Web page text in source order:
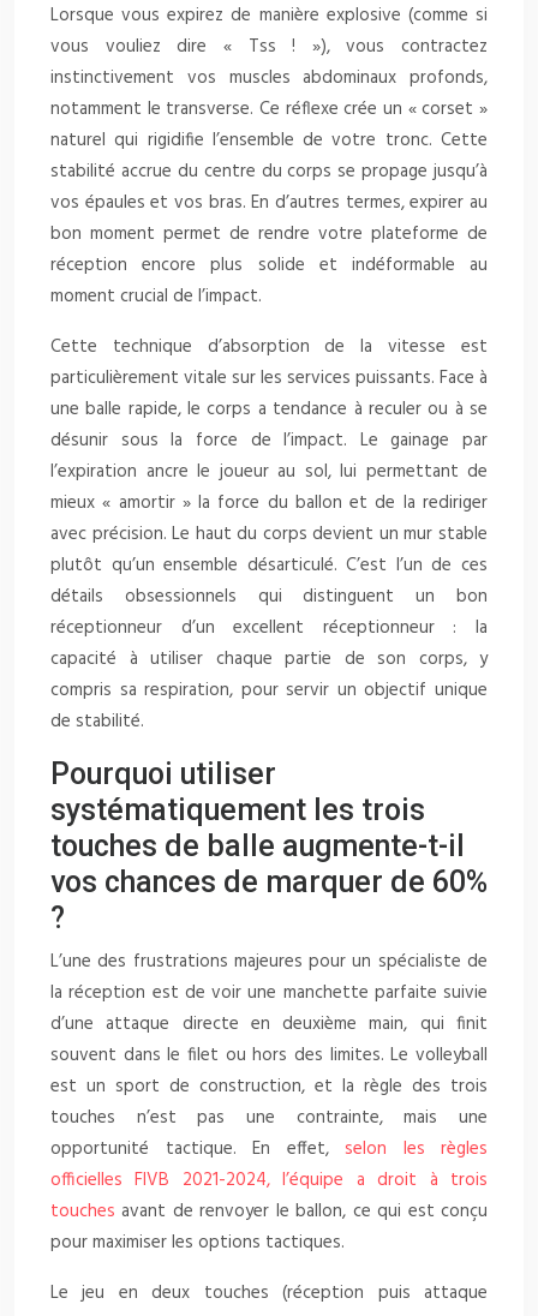
Lorsque vous expirez de manière explosive (comme si
vous vouliez dire « Tss ! »), vous contractez
instinctivement vos muscles abdominaux profonds,
notamment le transverse. Ce réflexe crée un « corset »
naturel qui rigidifie l’ensemble de votre tronc. Cette
stabilité accrue du centre du corps se propage jusqu’à
vos épaules et vos bras. En d’autres termes, expirer au
bon moment permet de rendre votre plateforme de
réception encore plus solide et indéformable au
moment crucial de l’impact.
Cette technique d’absorption de la vitesse est
particulièrement vitale sur les services puissants. Face à
une balle rapide, le corps a tendance à reculer ou à se
désunir sous la force de l’impact. Le gainage par
l’expiration ancre le joueur au sol, lui permettant de
mieux « amortir » la force du ballon et de la rediriger
avec précision. Le haut du corps devient un mur stable
plutôt qu’un ensemble désarticulé. C’est l’un de ces
détails obsessionnels qui distinguent un bon
réceptionneur d’un excellent réceptionneur : la
capacité à utiliser chaque partie de son corps, y
compris sa respiration, pour servir un objectif unique
de stabilité.
Pourquoi utiliser
systématiquement les trois
touches de balle augmente-t-il
vos chances de marquer de 60%
?
L’une des frustrations majeures pour un spécialiste de
la réception est de voir une manchette parfaite suivie
d’une attaque directe en deuxième main, qui finit
souvent dans le filet ou hors des limites. Le volleyball
est un sport de construction, et la règle des trois
touches n’est pas une contrainte, mais une
opportunité tactique. En effet, selon les règles
officielles FIVB 2021-2024, l’équipe a droit à trois
touches avant de renvoyer le ballon, ce qui est conçu
pour maximiser les options tactiques.
Le jeu en deux touches (réception puis attaque